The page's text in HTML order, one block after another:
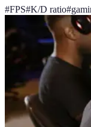
#FPS#K/D ratio#